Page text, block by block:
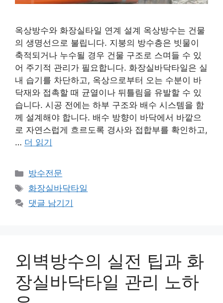
옥상방수와 화장실타일 연계 설계 옥상방수는 건물
의 생명선으로 불립니다. 지붕의 방수층은 빗물이
축적되거나 누수될 경우 건물 구조로 스며들 수 있
어 주기적 관리가 필요합니다. 화장실바닥타일은 실
내 습기를 차단하고, 옥상으로부터 오는 수분이 바
닥재와 접촉할 때 균열이나 뒤틀림을 유발할 수 있
습니다. 시공 전에는 하부 구조와 배수 시스템을 함
께 설계해야 합니다. 배수 방향이 바닥에서 바깥으
로 자연스럽게 흐르도록 경사와 접합부를 확인하고,
… 더 읽기
카
테
리
방수전문
태
그
화장실바닥타일
댓글 남기기
외벽방수의 실전 팁과 화
장실바닥타일 관리 노하